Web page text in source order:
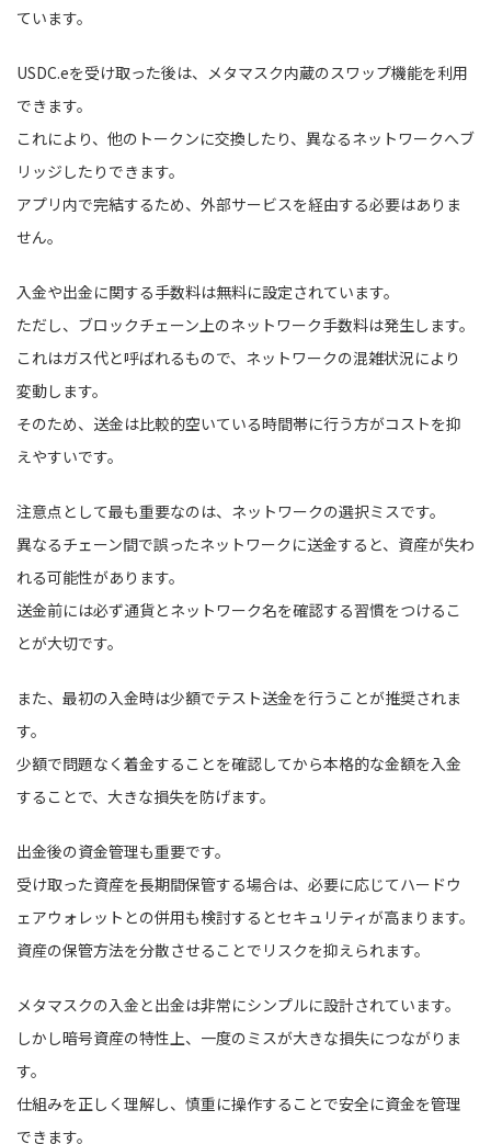
ています。
USDC.eを受け取った後は、メタマスク内蔵のスワップ機能を利用
できます。
これにより、他のトークンに交換したり、異なるネットワークへブ
リッジしたりできます。
アプリ内で完結するため、外部サービスを経由する必要はありま
せん。
入金や出金に関する手数料は無料に設定されています。
ただし、ブロックチェーン上のネットワーク手数料は発生します。
これはガス代と呼ばれるもので、ネットワークの混雑状況により
変動します。
そのため、送金は比較的空いている時間帯に行う方がコストを抑
えやすいです。
注意点として最も重要なのは、ネットワークの選択ミスです。
異なるチェーン間で誤ったネットワークに送金すると、資産が失わ
れる可能性があります。
送金前には必ず通貨とネットワーク名を確認する習慣をつけるこ
とが大切です。
また、最初の入金時は少額でテスト送金を行うことが推奨されま
す。
少額で問題なく着金することを確認してから本格的な金額を入金
することで、大きな損失を防げます。
出金後の資金管理も重要です。
受け取った資産を長期間保管する場合は、必要に応じてハードウ
ェアウォレットとの併用も検討するとセキュリティが高まります。
資産の保管方法を分散させることでリスクを抑えられます。
メタマスクの入金と出金は非常にシンプルに設計されています。
しかし暗号資産の特性上、一度のミスが大きな損失につながりま
す。
仕組みを正しく理解し、慎重に操作することで安全に資金を管理
できます。